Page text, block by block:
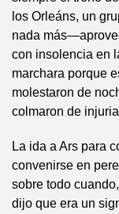
los Orleáns, un
nada
con insolencia en
marchara porque
molestaron de
colmaron de
La ida a Ars para
convenirse en
sobre todo
dijo que era un